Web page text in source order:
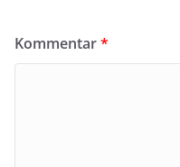
Kommentar*